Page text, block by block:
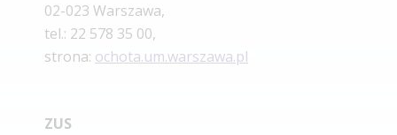
02-023 Warszawa,
tel.: 22 578 35 00,
strona: ochota.um.warszawa.pl
ZUS